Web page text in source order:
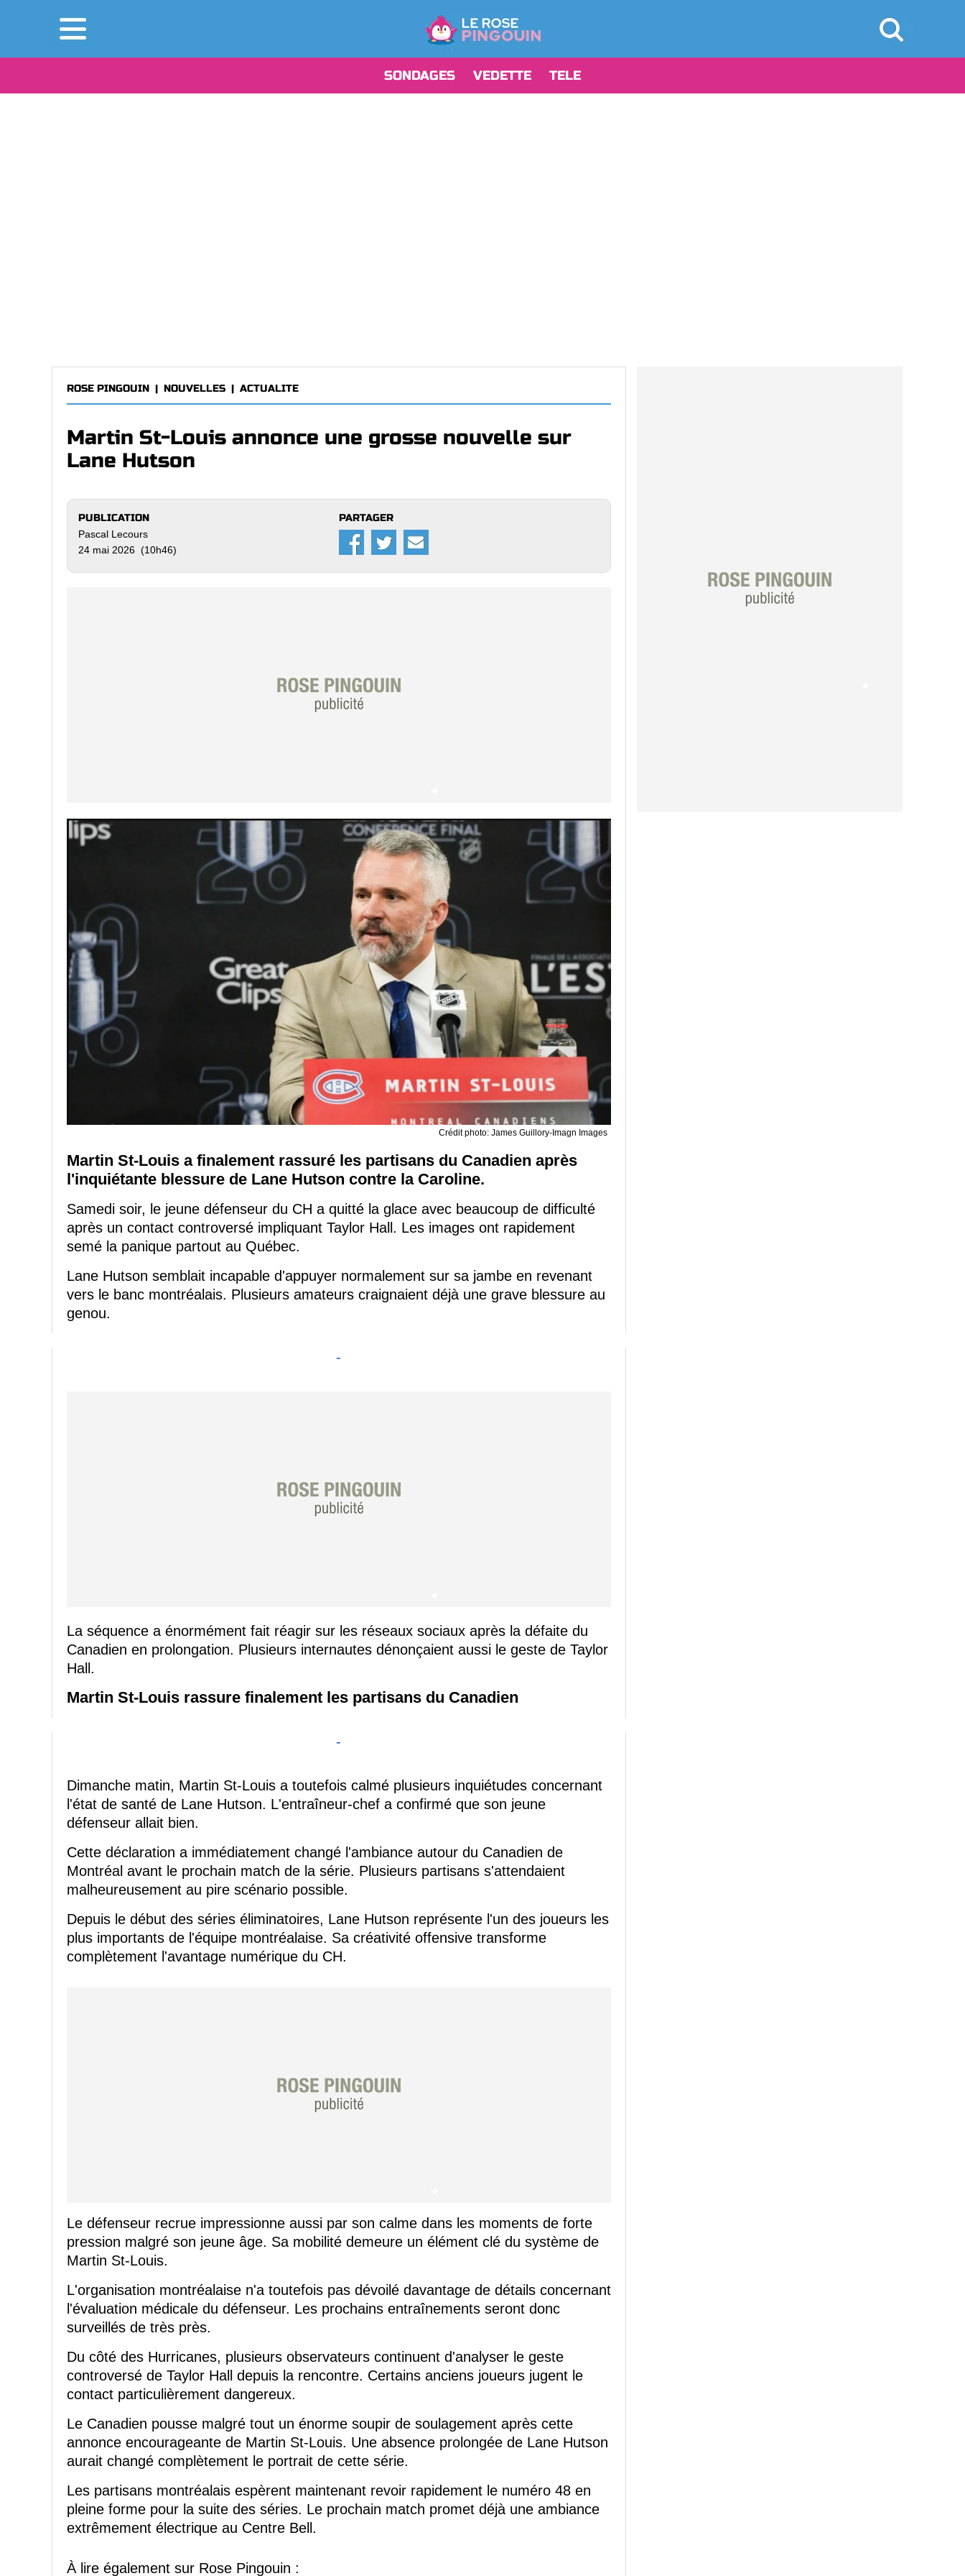
SONDAGES VEDETTE TELE
ROSE PINGOUIN | NOUVELLES | ACTUALITE
Martin St-Louis annonce une grosse nouvelle sur
Lane Hutson
PUBLICATION
Pascal Lecours
24 mai 2026 (10h46)
PARTAGER
Crédit photo: James Guillory-Imagn Images
Martin St-Louis a finalement rassuré les partisans du Canadien après
l'inquiétante blessure de Lane Hutson contre la Caroline.
Samedi soir, le jeune défenseur du CH a quitté la glace avec beaucoup de difficulté
après un contact controversé impliquant Taylor Hall. Les images ont rapidement
semé la panique partout au Québec.
Lane Hutson semblait incapable d'appuyer normalement sur sa jambe en revenant
vers le banc montréalais. Plusieurs amateurs craignaient déjà une grave blessure au
genou.
-
La séquence a énormément fait réagir sur les réseaux sociaux après la défaite du
Canadien en prolongation. Plusieurs internautes dénonçaient aussi le geste de Taylor
Hall.
Martin St-Louis rassure finalement les partisans du Canadien
-
Dimanche matin, Martin St-Louis a toutefois calmé plusieurs inquiétudes concernant
l'état de santé de Lane Hutson. L'entraîneur-chef a confirmé que son jeune
défenseur allait bien.
Cette déclaration a immédiatement changé l'ambiance autour du Canadien de
Montréal avant le prochain match de la série. Plusieurs partisans s'attendaient
malheureusement au pire scénario possible.
Depuis le début des séries éliminatoires, Lane Hutson représente l'un des joueurs les
plus importants de l'équipe montréalaise. Sa créativité offensive transforme
complètement l'avantage numérique du CH.
Le défenseur recrue impressionne aussi par son calme dans les moments de forte
pression malgré son jeune âge. Sa mobilité demeure un élément clé du système de
Martin St-Louis.
L'organisation montréalaise n'a toutefois pas dévoilé davantage de détails concernant
l'évaluation médicale du défenseur. Les prochains entraînements seront donc
surveillés de très près.
Du côté des Hurricanes, plusieurs observateurs continuent d'analyser le geste
controversé de Taylor Hall depuis la rencontre. Certains anciens joueurs jugent le
contact particulièrement dangereux.
Le Canadien pousse malgré tout un énorme soupir de soulagement après cette
annonce encourageante de Martin St-Louis. Une absence prolongée de Lane Hutson
aurait changé complètement le portrait de cette série.
Les partisans montréalais espèrent maintenant revoir rapidement le numéro 48 en
pleine forme pour la suite des séries. Le prochain match promet déjà une ambiance
extrêmement électrique au Centre Bell.
À lire également sur Rose Pingouin :